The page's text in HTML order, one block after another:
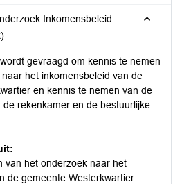
Inkomensbeleid
gevraagd om kennis te nemen
het inkomensbeleid van de
en kennis te nemen van de
rekenkamer en de bestuurlijke
van het onderzoek naar het
de gemeente Westerkwartier.